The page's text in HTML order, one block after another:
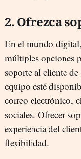
2. Ofrezca
En el mundo
múltiples opciones
soporte al cliente de
equipo esté
correo electrónico,
sociales. Ofrecer
experiencia del
flexibilidad.